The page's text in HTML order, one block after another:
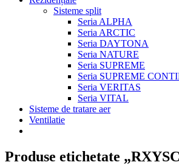
Sisteme split
Seria ALPHA
Seria ARCTIC
Seria DAYTONA
Seria NATURE
Seria SUPREME
Seria SUPREME
Seria VERITAS
Seria VITAL
Sisteme de tratare aer
Ventilatie
Produse etichetate